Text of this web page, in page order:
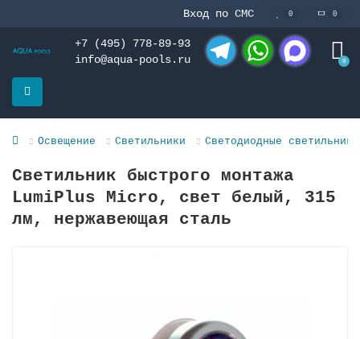
Вход по СМС 0 0
+7 (495) 778-89-93
info@aqua-pools.ru
0
Освещение Светильники Светодиодные светильники
Светильник быстрого монтажа
LumiPlus Micro, свет белый, 315
лм, нержавеющая сталь